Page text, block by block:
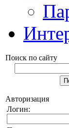
Поиск по сайту
Авторизация
Логин: